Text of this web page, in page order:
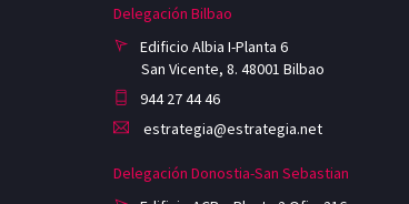
Delegación Bilbao
Edificio Albia I-Planta 6
San Vicente, 8. 48001 Bilbao
944 27 44 46
estrategia@estrategia.net
Delegación Donostia-San Sebastian